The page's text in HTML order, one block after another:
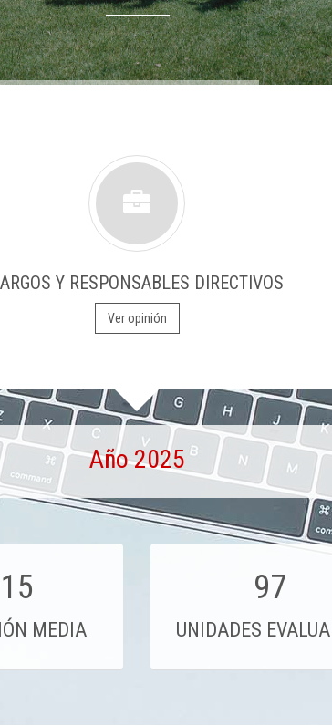
Y RESPONSABLES DIRECTIVOS
Ver opinión
Año 2025
MEDIA
97
UNIDADES